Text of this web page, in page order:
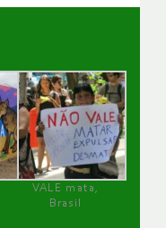
VALE mata,
Brasil